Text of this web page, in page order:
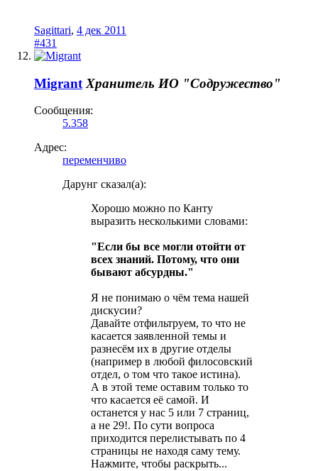
Sagittari, 4 дек 2011
#431
Migrant Хранитель ИО "Содружество"
Сообщения:
5.358
Адрес:
переменчиво
Дарунг сказал(а):
Хорошо можно по Канту
выразить несколькими словами:
"Если бы все могли отойти от
всех знаний. Потому, что они
бывают абсурдны."
Я не понимаю о чём тема нашей
дискусии?
Давайте отфильтруем, то что не
касается заявленной темы и
разнесём их в другие отделы
(например в любой филосовский
отдел, о том что такое истина).
А в этой теме оставим только то
что касается её самой. И
останется у нас 5 или 7 страниц,
а не 29!. По сути вопроса
приходится перелистывать по 4
страницы не находя саму тему.
Нажмите, чтобы раскрыть...